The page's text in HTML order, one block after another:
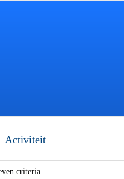
Activiteit
criteria